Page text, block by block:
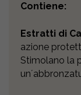
Contiene:
Estratti di
azione
Stimolano la